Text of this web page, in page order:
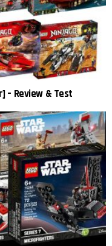
– Review & Test